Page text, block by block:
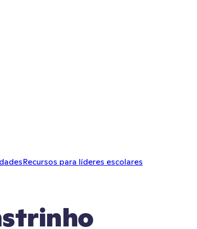
Recursos para líderes escolares